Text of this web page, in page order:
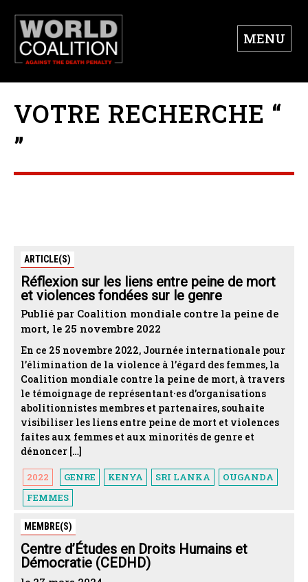
MENU
VOTRE RECHERCHE “
”
ARTICLE(S)
Réflexion sur les liens entre peine de mort
et violences fondées sur le genre
Publié par Coalition mondiale contre la peine de
mort, le 25 novembre 2022
En ce 25 novembre 2022, Journée internationale pour
l’élimination de la violence à l’égard des femmes, la
Coalition mondiale contre la peine de mort, à travers
le témoignage de représentant·es d’organisations
abolitionnistes membres et partenaires, souhaite
visibiliser les liens entre peine de mort et violences
faites aux femmes et aux minorités de genre et
dénoncer […]
2022 GENRE KENYA SRI LANKA
OUGANDA
FEMMES
MEMBRE(S)
Centre d’Études en Droits Humains et
Démocratie (CEDHD)